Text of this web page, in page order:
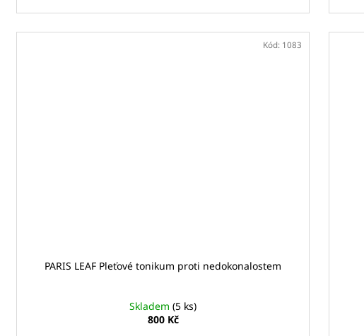
PARIS LEAF Pleťové tonikum proti nedokonalostem
Skladem(5 ks)
800 Kč
Kód: 1083